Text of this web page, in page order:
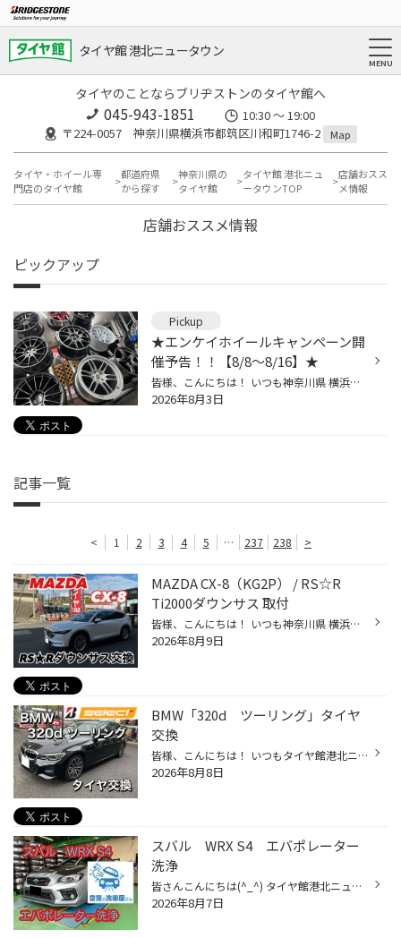
タイヤ館 港北ニュータウン
タイヤのことならブリヂストンのタイヤ館へ
045-943-1851
10:30 ～ 19:00
〒224-0057 神奈川県横浜市都筑区川和町1746-2
Map
タイヤ・ホイール専
門店のタイヤ館
都道府県
から探す
神奈川県の
タイヤ館
タイヤ館 港北ニュ
ータウンTOP
店舗おスス
メ情報
店舗おススメ情報
ピックアップ
Pickup
★エンケイホイールキャンペーン開
催予告！！【8/8～8/16】★
皆様、こんにちは！ いつも神奈川県 横浜市 都筑区 タイヤ館 港北ニュータウン店のWebを御覧の皆様ありがとうございます♪ タイヤ館は、あなたの町の "タイヤ専門店"です。 ※ブリヂストングループ店でのキャンペーン時イメージ 【ENKEIホイール】キャンペーン8/8より開催！！ 開催期間【8/8～8/16】 ...
2026年8月3日
記事一覧
< 1 2 3 4 5 … 237 238 >
MAZDA CX-8（KG2P） / RS☆R
Ti2000ダウンサス 取付
皆様、こんにちは！ いつも神奈川県 横浜市 都筑区 タイヤ館 港北ニュータウン店のWebを御覧の皆様ありがとうございます♪ タイヤ館は、あなたの町の "タイヤ専門店"です。 MAZDA CX-8（KG2P） RS☆R Ti2000ダウンサス 取付 20inchホイール装着済みで タイヤとフェンダーの隙間が少し気になるなー と...
2026年8月9日
BMW「320d ツーリング」タイヤ
交換
皆様、こんにちは！ いつもタイヤ館港北ニュータウン店のホームページをご覧いただきありがとうございます！ 本日はタイヤ交換のご紹介です！ 今回タイヤを交換したのは、BMW「320d ツーリング」です。 オンラインストアにて、タイヤを購入しお取り付けに来店いただきました！ 交換前のタイヤ 使用...
2026年8月8日
スバル WRX S4 エバポレーター
洗浄
皆さんこんにちは(^_^) タイヤ館港北ニュータウン店のホームページをご覧頂き有難う御座います(^_^)/ 夏の必需品！エアコン！！ 今回はそのエアコンの内部洗浄のご案内です(^O^)／ 施工した車両は 『スバル WRX S4』です！ こちらの作業は専門業者さんが専門の機材や液剤で施工しますので 簡易で施...
2026年8月7日